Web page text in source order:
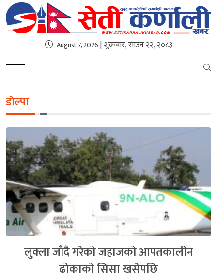
August 7, 2026 | शुक्रबार, साउन २२, २०८३
डोल्पा
लुक्ला जाँदै गरेको जहाजको आपतकालीन
ढोकाको सिसा खसेपछि